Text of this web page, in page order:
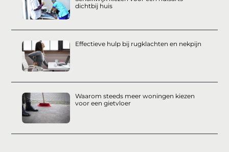
dichtbij huis
Effectieve hulp bij rugklachten en nekpijn
Waarom steeds meer woningen kiezen
voor een gietvloer